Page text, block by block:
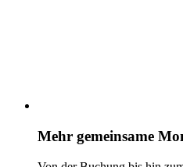
Mehr gemeinsame